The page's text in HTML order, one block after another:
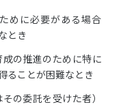
めに必要がある場合
とき
の推進のために特に
ることが困難なとき
の委託を受けた者）